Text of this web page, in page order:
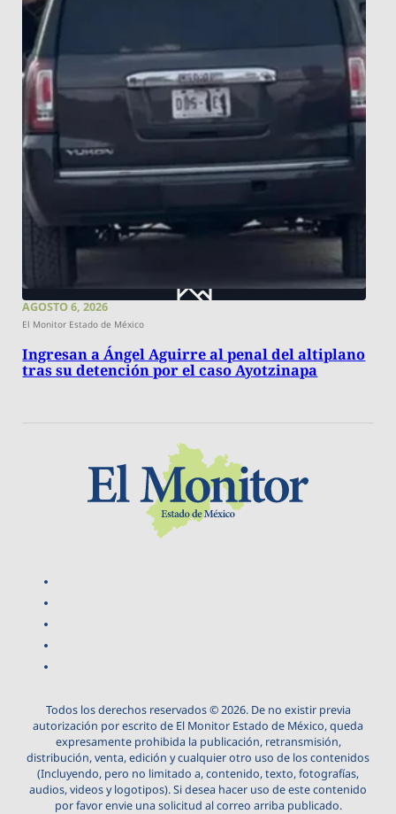
AGOSTO 6, 2026
El Monitor Estado de México
Ingresan a Ángel Aguirre al penal del altiplano
tras su detención por el caso Ayotzinapa
Todos los derechos reservados © 2026. De no existir previa
autorización por escrito de El Monitor Estado de México, queda
expresamente prohibida la publicación, retransmisión,
distribución, venta, edición y cualquier otro uso de los contenidos
(Incluyendo, pero no limitado a, contenido, texto, fotografías,
audios, videos y logotipos). Si desea hacer uso de este contenido
por favor envie una solicitud al correo arriba publicado.